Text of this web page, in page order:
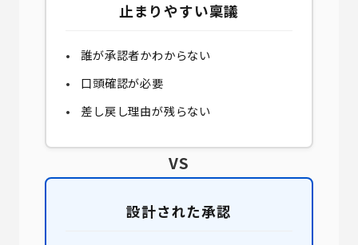
止まりやすい稟議
誰が承認者かわからない
口頭確認が必要
差し戻し理由が残らない
VS
設計された承認